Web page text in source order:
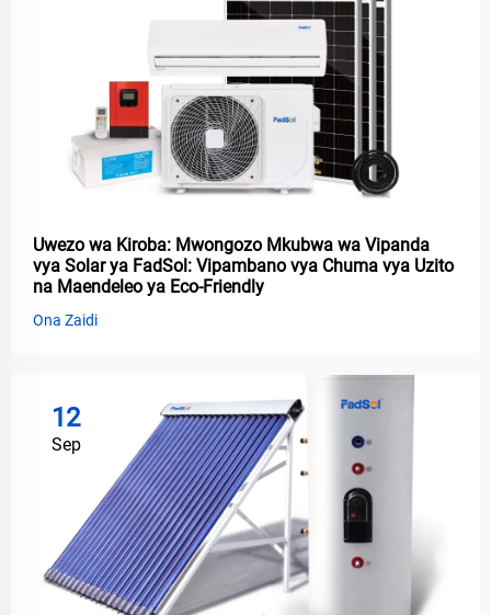
Uwezo wa Kiroba: Mwongozo Mkubwa wa Vipanda
vya Solar ya FadSol: Vipambano vya Chuma vya Uzito
na Maendeleo ya Eco-Friendly
Ona Zaidi
12
Sep